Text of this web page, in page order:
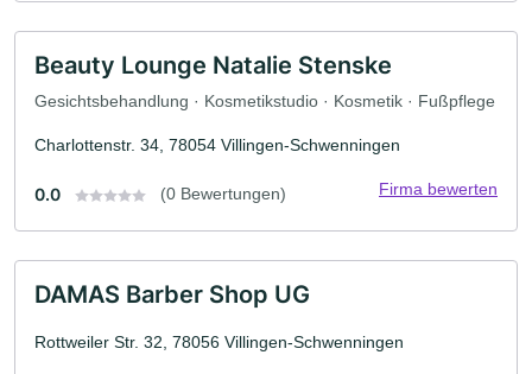
Beauty Lounge Natalie Stenske
Gesichtsbehandlung · Kosmetikstudio · Kosmetik · Fußpflege
Charlottenstr. 34, 78054 Villingen-Schwenningen
0.0 (0 Bewertungen) Firma bewerten
DAMAS Barber Shop UG
Rottweiler Str. 32, 78056 Villingen-Schwenningen